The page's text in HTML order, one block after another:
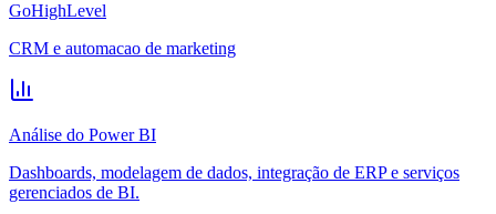
GoHighLevel
CRM e automacao de marketing
Análise do Power BI
Dashboards, modelagem de dados, integração de ERP e serviços
gerenciados de BI.